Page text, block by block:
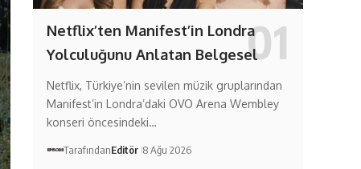
Netflix’ten Manifest’in Londra
Yolculuğunu Anlatan Belgesel
Netflix, Türkiye’nin sevilen müzik gruplarından
Manifest’in Londra’daki OVO Arena Wembley
konseri öncesindeki…
TarafındanEditör 8 Ağu 2026